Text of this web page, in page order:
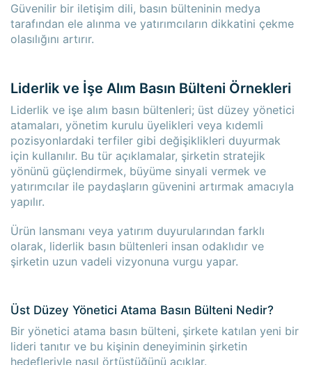
Güvenilir bir iletişim dili, basın bülteninin medya
tarafından ele alınma ve yatırımcıların dikkatini çekme
olasılığını artırır.
Liderlik ve İşe Alım Basın Bülteni Örnekleri
Liderlik ve işe alım basın bültenleri; üst düzey yönetici
atamaları, yönetim kurulu üyelikleri veya kıdemli
pozisyonlardaki terfiler gibi değişiklikleri duyurmak
için kullanılır. Bu tür açıklamalar, şirketin stratejik
yönünü güçlendirmek, büyüme sinyali vermek ve
yatırımcılar ile paydaşların güvenini artırmak amacıyla
yapılır.
Ürün lansmanı veya yatırım duyurularından farklı
olarak, liderlik basın bültenleri insan odaklıdır ve
şirketin uzun vadeli vizyonuna vurgu yapar.
Üst Düzey Yönetici Atama Basın Bülteni Nedir?
Bir yönetici atama basın bülteni, şirkete katılan yeni bir
lideri tanıtır ve bu kişinin deneyiminin şirketin
hedefleriyle nasıl örtüştüğünü açıklar.
×
×